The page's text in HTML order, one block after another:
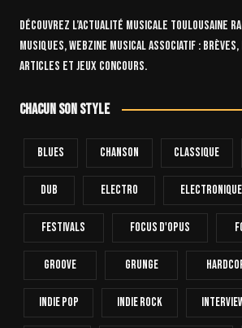
Découvrez l’actualité musicale toulousaine
Musiques, webzine musical associatif :
articles et jeux concours.
Chacun son style
Blues Chanson Classique
Dub Electro Electronique
Festivals Focus D'Opus
Groove Grunge
Indie Pop Indie Rock